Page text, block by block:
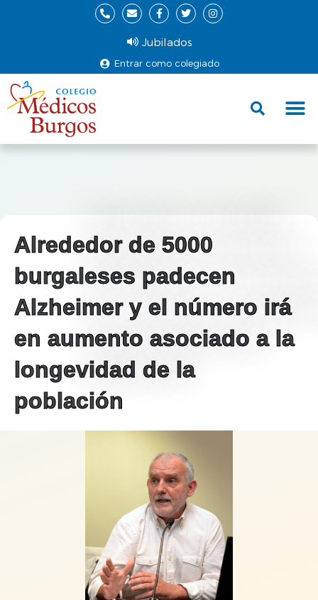
Entrar como colegiado
Jubilados
Alrededor de 5000
burgaleses padecen
Alzheimer y el número irá
en aumento asociado a la
longevidad de la
población